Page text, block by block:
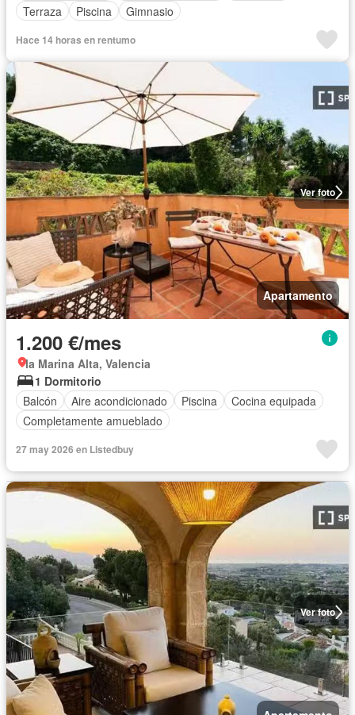
Terraza
Piscina Gimnasio
Hace 14 horas en rentumo
Ver foto
Apartamento
1.200 €/mes
la Marina Alta, Valencia
1 Dormitorio
Balcón
Aire acondicionado Piscina
Cocina equipada
Completamente amueblado
27 may 2026 en Listedbuy
Ver foto